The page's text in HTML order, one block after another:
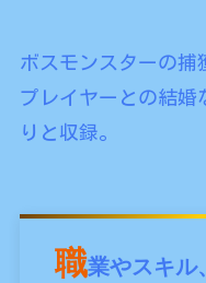
ボスモンスターの捕
プレイヤーとの結婚
りと収録。
職業やスキル